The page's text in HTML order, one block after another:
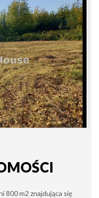
800 m2 znajdująca się